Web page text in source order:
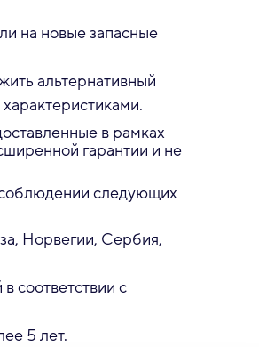
на новые запасные
альтернативный
в рамках
гарантии и не
следующих
Норвегии, Сербия,
соответствии с
5 лет.